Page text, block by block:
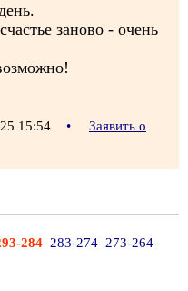
заново - очень
15:54 •
Заявить о
284 283-274 273-264